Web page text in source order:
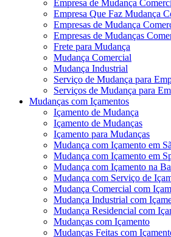
Empresa de Mudança
Empresa Que Faz Mudança
Empresas de Mudança
Empresas de Mudanças
Frete para Mudança
Mudança Comercial
Mudança Industrial
Serviço de Mudança para
Serviços de Mudança para
Mudanças com Içamentos
Içamento de Mudança
Içamento de Mudanças
Içamento para Mudanças
Mudança com Içamento em
Mudança com Içamento em
Mudança com Içamento na
Mudança com Serviço de
Mudança Comercial com
Mudança Industrial com
Mudança Residencial com
Mudanças com Içamento
Mudanças Feitas com